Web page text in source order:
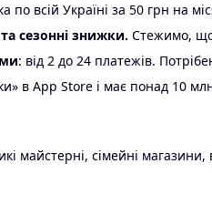
всій Україні за 50 грн на
сезонні знижки. Стежимо,
: від 2 до 24 платежів.
в App Store і має понад 10
майстерні, сімейні